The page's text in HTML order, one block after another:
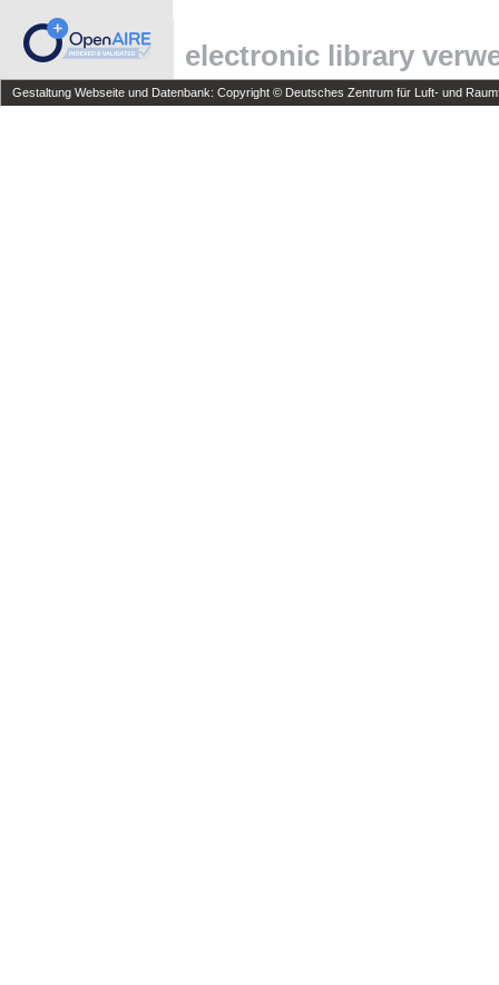
electronic library
Gestaltung Webseite und Datenbank: Copyright © Deutsches Zentrum für Luft- und